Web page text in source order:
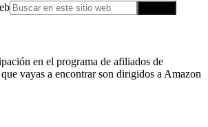
en el programa de afiliados de
vayas a encontrar son dirigidos a Amazon